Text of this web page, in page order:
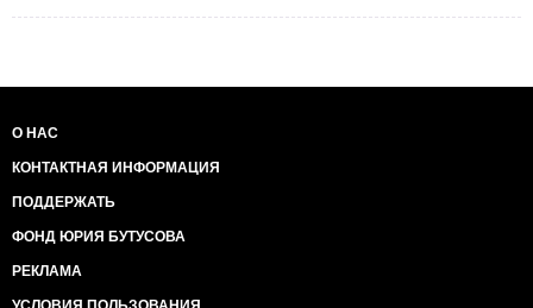
О НАС
КОНТАКТНАЯ ИНФОРМАЦИЯ
ПОДДЕРЖАТЬ
ФОНД ЮРИЯ БУТУСОВА
РЕКЛАМА